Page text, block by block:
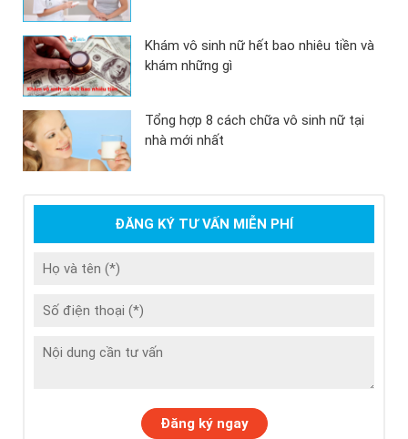
Khám vô sinh nữ hết bao nhiêu tiền và
khám những gì
Tổng hợp 8 cách chữa vô sinh nữ tại
nhà mới nhất
ĐĂNG KÝ TƯ VẤN MIỄN PHÍ